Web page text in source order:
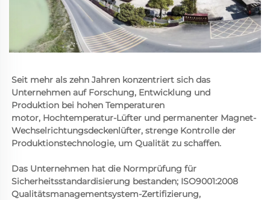
Seit mehr als zehn Jahren konzentriert sich das
Unternehmen auf Forschung, Entwicklung und
Produktion bei hohen Temperaturen
motor, Hochtemperatur-Lüfter und permanenter Magnet-
Wechselrichtungsdeckenlüfter, strenge Kontrolle der
Produktionstechnologie, um Qualität zu schaffen.
Das Unternehmen hat die Normprüfung für
Sicherheitsstandardisierung bestanden; ISO9001:2008
Qualitätsmanagementsystem-Zertifizierung,